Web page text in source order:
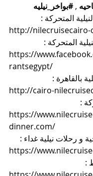
, #بواخر_نيليه
المتحركة :
http://
المتحركة :
https://
rantsegypt/
بالقاهرة :
http://cairo-
:
https://
dinner.com/
و رحلات نيلية غداء :
https://
: